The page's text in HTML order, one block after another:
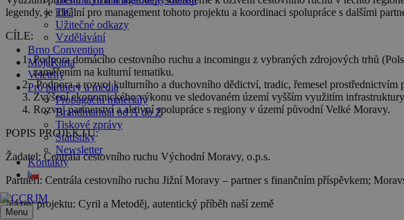
TIC
Užitečné odkazy
Vzdělávání
Brno Convention
MojaKarta
Veletrhy
Pro partnery a média
Propagační materiály
Brandmanuál od A do Z
Tiskové zprávy
Statistiky
Newsletter
Kontakty
Menu
legendy, je ideální pro management tohoto projektu a koordinaci spolupráce s dalšími
CÍLE:
Podpora domácího cestovního ruchu a incomingu z vybraných zdrojových trhů
zaměřením na kulturní tematiku.
Podpora a rozvoj kulturního a duchovního dědictví, tradic, řemesel prostřednictvím
Zvýšení ekonomického výkonu ve sledovaném území vyšším využitím
Rozvoj partnerství a aktivní spolupráce s regiony v území původní Velké Moravy.
POPIS PROJEKTU:
Žadatel: Centrála cestovního ruchu Východní Moravy, o.p.s.
Partneři: Centrála cestovního ruchu Jižní Moravy – partner s finančním příspěvkem;
Název projektu: Cyril a Metoděj, autentický příběh naší země